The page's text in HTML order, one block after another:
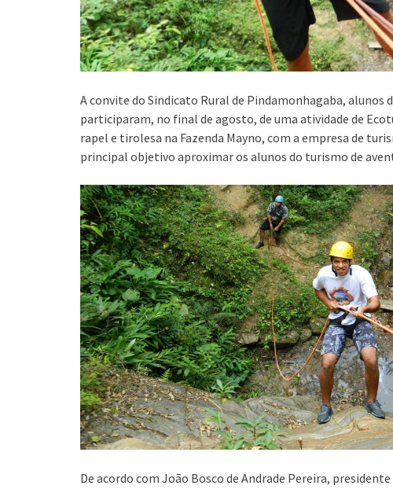
A convite do Sindicato Rural de Pindamonhagaba,
participaram, no final de agosto, de uma atividade de
rapel e tirolesa na Fazenda Mayno, com a empresa de
principal objetivo aproximar os alunos do turismo de
De acordo com João Bosco de Andrade Pereira,